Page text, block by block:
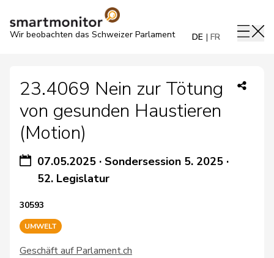
Wir beobachten das Schweizer Parlament DE FR
23.4069 Nein zur Tötung
von gesunden Haustieren
(Motion)
07.05.2025 ·Sondersession 5. 2025 ·
52. Legislatur
30593
UMWELT
Geschäft auf Parlament.ch